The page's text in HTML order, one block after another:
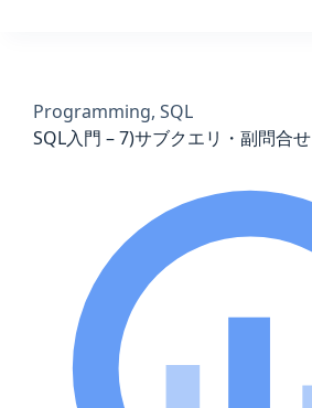
Programming, SQL
SQL入門 – 7)サブクエリ・副問合せ